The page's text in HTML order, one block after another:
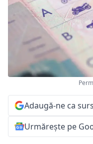
Adaugă-ne ca
Urmărește pe